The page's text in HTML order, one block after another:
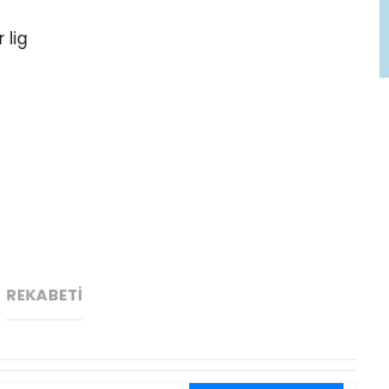
lig
REKABETI